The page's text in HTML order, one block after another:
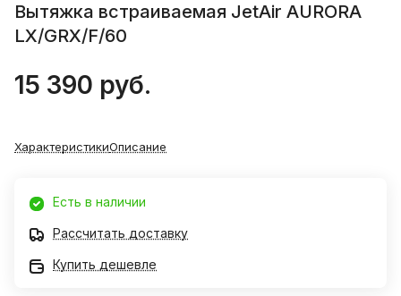
Вытяжка встраиваемая JetAir AURORA
LX/GRX/F/60
15 390 руб.
ХарактеристикиОписание
Есть в наличии
Рассчитать доставку
Купить дешевле